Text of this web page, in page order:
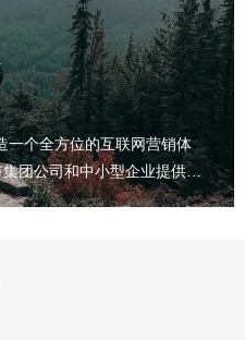
一个全方位的互联网营销体
团公司和中小型企业提供全